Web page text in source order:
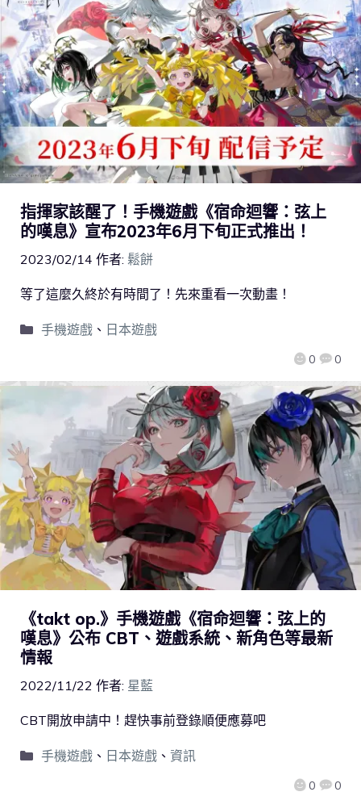
指揮家該醒了！手機遊戲《宿命迴響：弦上
的嘆息》宣布2023年6月下旬正式推出！
2023/02/14 作者: 鬆餅
0 0
等了這麼久終於有時間了！先來重看一次動畫！
手機遊戲、 日本遊戲
《takt op.》手機遊戲《宿命迴響：弦上的
嘆息》公布 CBT、遊戲系統、新角色等最新
情報
2022/11/22 作者: 星藍
0 0
CBT開放申請中！趕快事前登錄順便應募吧
手機遊戲、 日本遊戲、 資訊